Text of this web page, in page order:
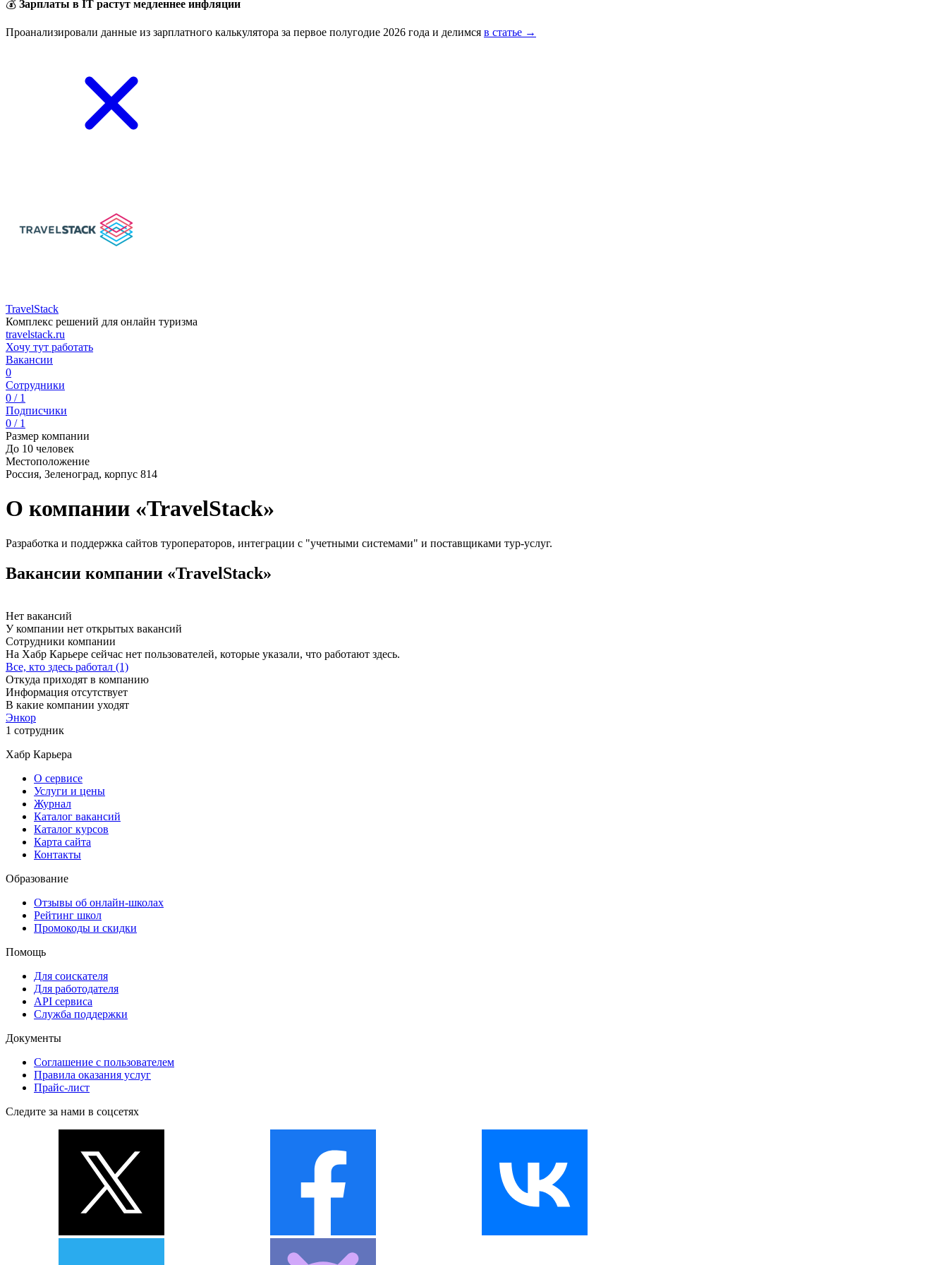
💰 Зарплаты в IT растут медленнее инфляции
Проанализировали данные из зарплатного калькулятора за первое полугодие 2026 года и делимся в статье →
TravelStack
Комплекс решений для онлайн туризма
travelstack.ru
Хочу тут работать
Вакансии
0
Сотрудники
0 / 1
Подписчики
0 / 1
Размер компании
До 10 человек
Местоположение
Россия, Зеленоград, корпус 814
О компании «TravelStack»
Разработка и поддержка сайтов туроператоров, интеграции с "учетными системами" и поставщиками тур-услуг.
Вакансии компании «TravelStack»
Нет вакансий
У компании нет открытых вакансий
Сотрудники компании
На Хабр Карьере сейчас нет пользователей, которые указали, что работают здесь.
Все, кто здесь работал (1)
Откуда приходят в компанию
Информация отсутствует
В какие компании уходят
Энкор
1 сотрудник
Хабр Карьера
О сервисе
Услуги и цены
Журнал
Каталог вакансий
Каталог курсов
Карта сайта
Контакты
Образование
Отзывы об онлайн-школах
Рейтинг школ
Промокоды и скидки
Помощь
Для соискателя
Для работодателя
API сервиса
Служба поддержки
Документы
Соглашение с пользователем
Правила оказания услуг
Прайс-лист
Следите за нами в соцсетях